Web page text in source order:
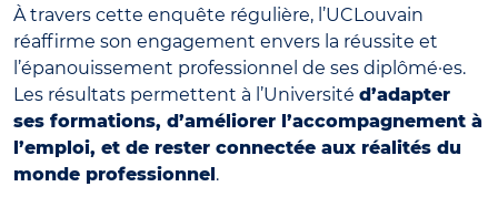
À travers cette enquête régulière, l’UCLouvain
réaffirme son engagement envers la réussite et
l’épanouissement professionnel de ses diplômé·es.
Les résultats permettent à l’Université d’adapter
ses formations, d’améliorer l’accompagnement à
l’emploi, et de rester connectée aux réalités du
monde professionnel .